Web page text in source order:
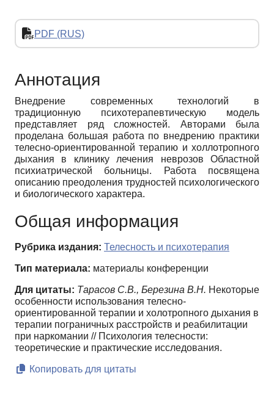
PDF (RUS)
Аннотация
Внедрение современных технологий в
традиционную психотерапевтическую модель
представляет ряд сложностей. Авторами была
проделана большая работа по внедрению практики
телесно-ориентированной терапию и холлотропного
дыхания в клинику лечения неврозов Областной
психиатрической больницы. Работа посвящена
описанию преодоления трудностей психологического
и биологического характера.
Общая информация
Рубрика издания: Телесность и психотерапия
Тип материала: материалы конференции
Для цитаты: Тарасов С.В., Березина В.Н. Некоторые
особенности использования телесно-
ориентированной терапии и холотропного дыхания в
терапии пограничных расстройств и реабилитации
при наркомании // Психология телесности:
теоретические и практические исследования.
Копировать для цитаты